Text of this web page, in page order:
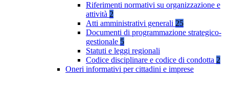
Riferimenti normativi su organizzazione e
attività 2
Atti amministrativi generali 25
Documenti di programmazione strategico-
gestionale 5
Statuti e leggi regionali
Codice disciplinare e codice di condotta 2
Oneri informativi per cittadini e imprese